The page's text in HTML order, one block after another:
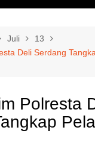
Juli
13
Deli Serdang
Polresta